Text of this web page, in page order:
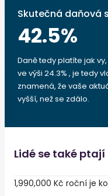
Skutečná daňová
42.5%
Daně tedy platíte jak
ve výši 24.3% , je tedy
znamená, že vaše
vyšší, než se zdálo.
Lidé se také ptají
1,990,000 Kč roční je